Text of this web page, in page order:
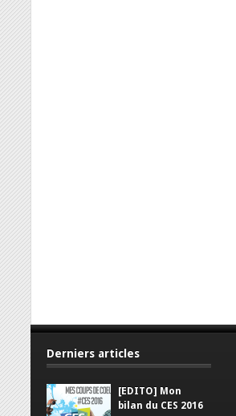
Derniers articles
[EDITO] Mon
bilan du CES 2016